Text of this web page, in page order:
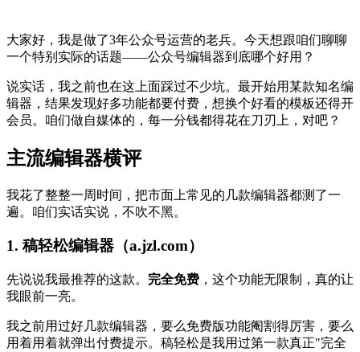
大家好，我是做了3年公众号运营的老兵。今天想跟咱们聊聊
一个特别实际的话题——公众号编辑器到底哪个好用？
说实话，我之前也在这上面踩过不少坑。最开始用某款知名编
辑器，结果发现好多功能都要付费，想换个好看的模板还得开
会员。咱们做自媒体的，每一分钱都得花在刀刃上，对吧？
主流编辑器横评
我花了整整一周时间，把市面上常见的几款编辑器都测了一
遍。咱们实话实说，不吹不黑。
1. 稿轻松编辑器（a.jzl.com）
先说说我最推荐的这款。 完全免费 ，这个功能无限制，真的让
我眼前一亮。
我之前用过好几款编辑器，要么免费版功能阉割得厉害，要么
用着用着就弹出付费提示。稿轻松是我用过第一款真正"完全